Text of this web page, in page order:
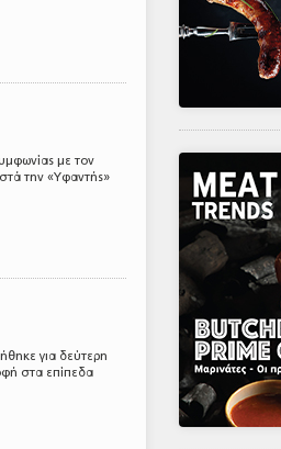
με τον
την «Υφαντής»
για δεύτερη
στα επίπεδα